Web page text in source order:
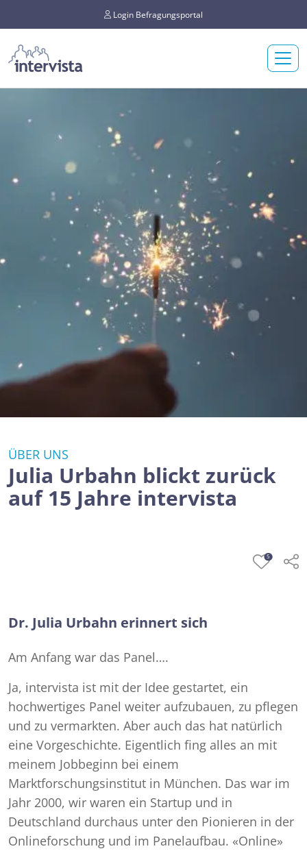
Login Befragungsportal
ÜBER UNS
Julia Urbahn blickt zurück
auf 15 Jahre intervista
5
Dr. Julia Urbahn erinnert sich
Am Anfang war das Panel….
Ja, intervista ist mit der Idee gestartet, ein
hochwertiges Panel weiter aufzubauen, zu pflegen
und zu vermarkten. Aber auch das hat natürlich
eine Vorgeschichte. Eigentlich fing alles an mit
meinem Jobbeginn bei einem
Marktforschungsinstitut in München. Das war im
Jahr 2000, wir waren ein Startup und in
Deutschland durchaus unter den Pionieren in der
Onlineforschung und im Panelaufbau. «Online»